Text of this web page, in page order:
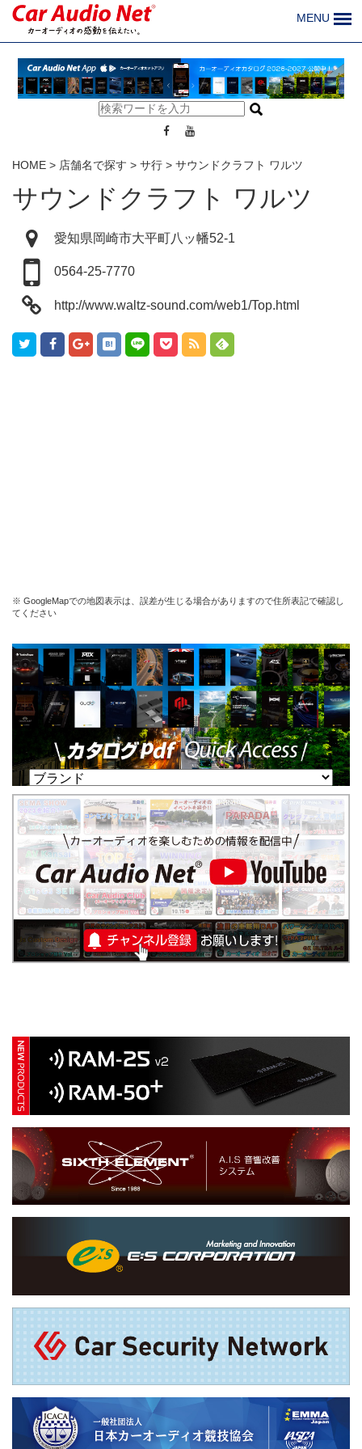
MENU
HOME > 店舗名で探す > サ行 > サウンドクラフト ワルツ
サウンドクラフト ワルツ
愛知県岡崎市大平町八ッ幡52-1
0564-25-7770
http://www.waltz-sound.com/web1/Top.html
※ GoogleMapでの地図表示は、誤差が生じる場合がありますので住所表記で確認し
てください